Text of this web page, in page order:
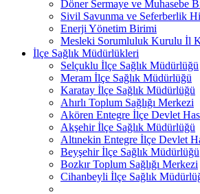
Döner Sermaye ve Muhasebe
Sivil Savunma ve Seferberlik
Enerji Yönetim Birimi
Mesleki Sorumluluk Kurulu İl
İlçe Sağlık Müdürlükleri
Selçuklu İlçe Sağlık Müdürlüğü
Meram İlçe Sağlık Müdürlüğü
Karatay İlçe Sağlık Müdürlüğü
Ahırlı Toplum Sağlığı Merkezi
Akören Entegre İlçe Devlet
Akşehir İlçe Sağlık Müdürlüğü
Altınekin Entegre İlçe Devlet
Beyşehir İlçe Sağlık Müdürlüğü
Bozkır Toplum Sağlığı Merkezi
Cihanbeyli İlçe Sağlık